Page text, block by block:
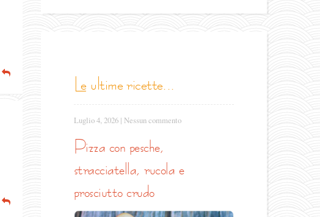
le ultime ricette...
Luglio 4, 2026 | Nessun commento
pizza con pesche,
stracciatella, rucola e
prosciutto crudo